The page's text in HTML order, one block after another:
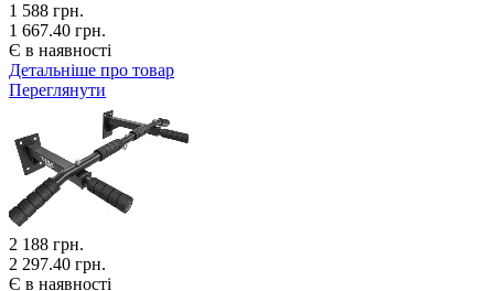
1 588 грн.
1 667.40 грн.
Є в наявності
Детальніше про товар
Переглянути
2 188 грн.
2 297.40 грн.
Є в наявності